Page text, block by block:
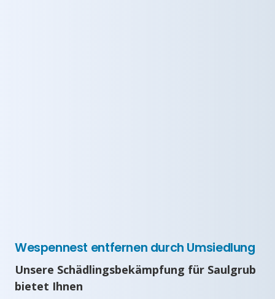
Wespennest entfernen durch Umsiedlung
Unsere Schädlingsbekämpfung für Saulgrub
bietet Ihnen